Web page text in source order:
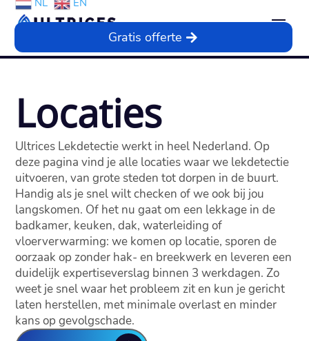
NL EN
Gratis offerte
Locaties
Ultrices Lekdetectie werkt in heel Nederland. Op
deze pagina vind je alle locaties waar we lekdetectie
uitvoeren, van grote steden tot dorpen in de buurt.
Handig als je snel wilt checken of we ook bij jou
langskomen. Of het nu gaat om een lekkage in de
badkamer, keuken, dak, waterleiding of
vloerverwarming: we komen op locatie, sporen de
oorzaak op zonder hak- en breekwerk en leveren een
duidelijk expertiseverslag binnen 3 werkdagen. Zo
weet je snel waar het probleem zit en kun je gericht
laten herstellen, met minimale overlast en minder
kans op gevolgschade.